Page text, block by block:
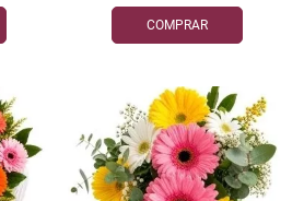
COMPRAR